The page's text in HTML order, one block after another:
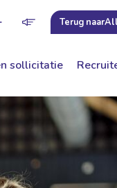
Terug naar
sollicitatie